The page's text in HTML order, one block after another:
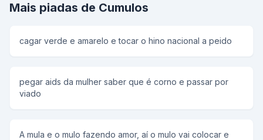
Mais piadas de Cumulos
cagar verde e amarelo e tocar o hino nacional a peido
pegar aids da mulher saber que é corno e passar por
viado
A mula e o mulo fazendo amor, aí o mulo vai colocar e